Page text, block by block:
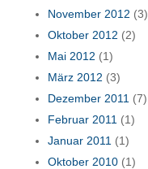
November 2012 (3)
Oktober 2012 (2)
Mai 2012 (1)
März 2012 (3)
Dezember 2011 (7)
Februar 2011 (1)
Januar 2011 (1)
Oktober 2010(1)